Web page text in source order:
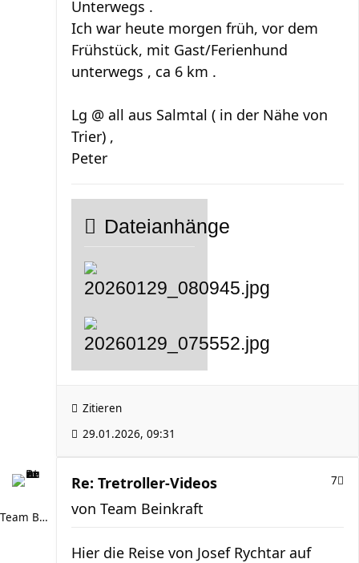
Unterwegs .
Ich war heute morgen früh, vor dem
Frühstück, mit Gast/Ferienhund
unterwegs , ca 6 km .
Lg @ all aus Salmtal ( in der Nähe von
Trier) ,
Peter
Dateianhänge
Zitieren
29.01.2026, 09:31
Team Beinkraft
Re: Tretroller-Videos 7
von Team Beinkraft
Hier die Reise von Josef Rychtar auf